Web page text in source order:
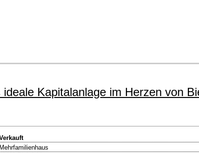
Kapitalanlage im Herzen von
Mehrfamilienhaus